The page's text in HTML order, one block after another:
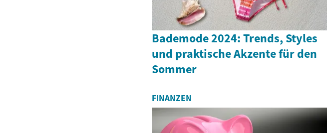
Bademode 2024: Trends, Styles
und praktische Akzente für den
Sommer
FINANZEN